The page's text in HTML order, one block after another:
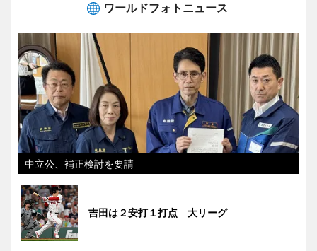
ワールドフォトニュース
中立公、補正検討を要請
吉田は２安打１打点 大リーグ